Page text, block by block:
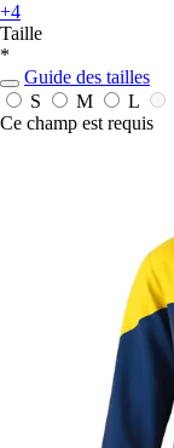
+4
Taille
*
Guide des tailles
S
M L
Ce champ est requis